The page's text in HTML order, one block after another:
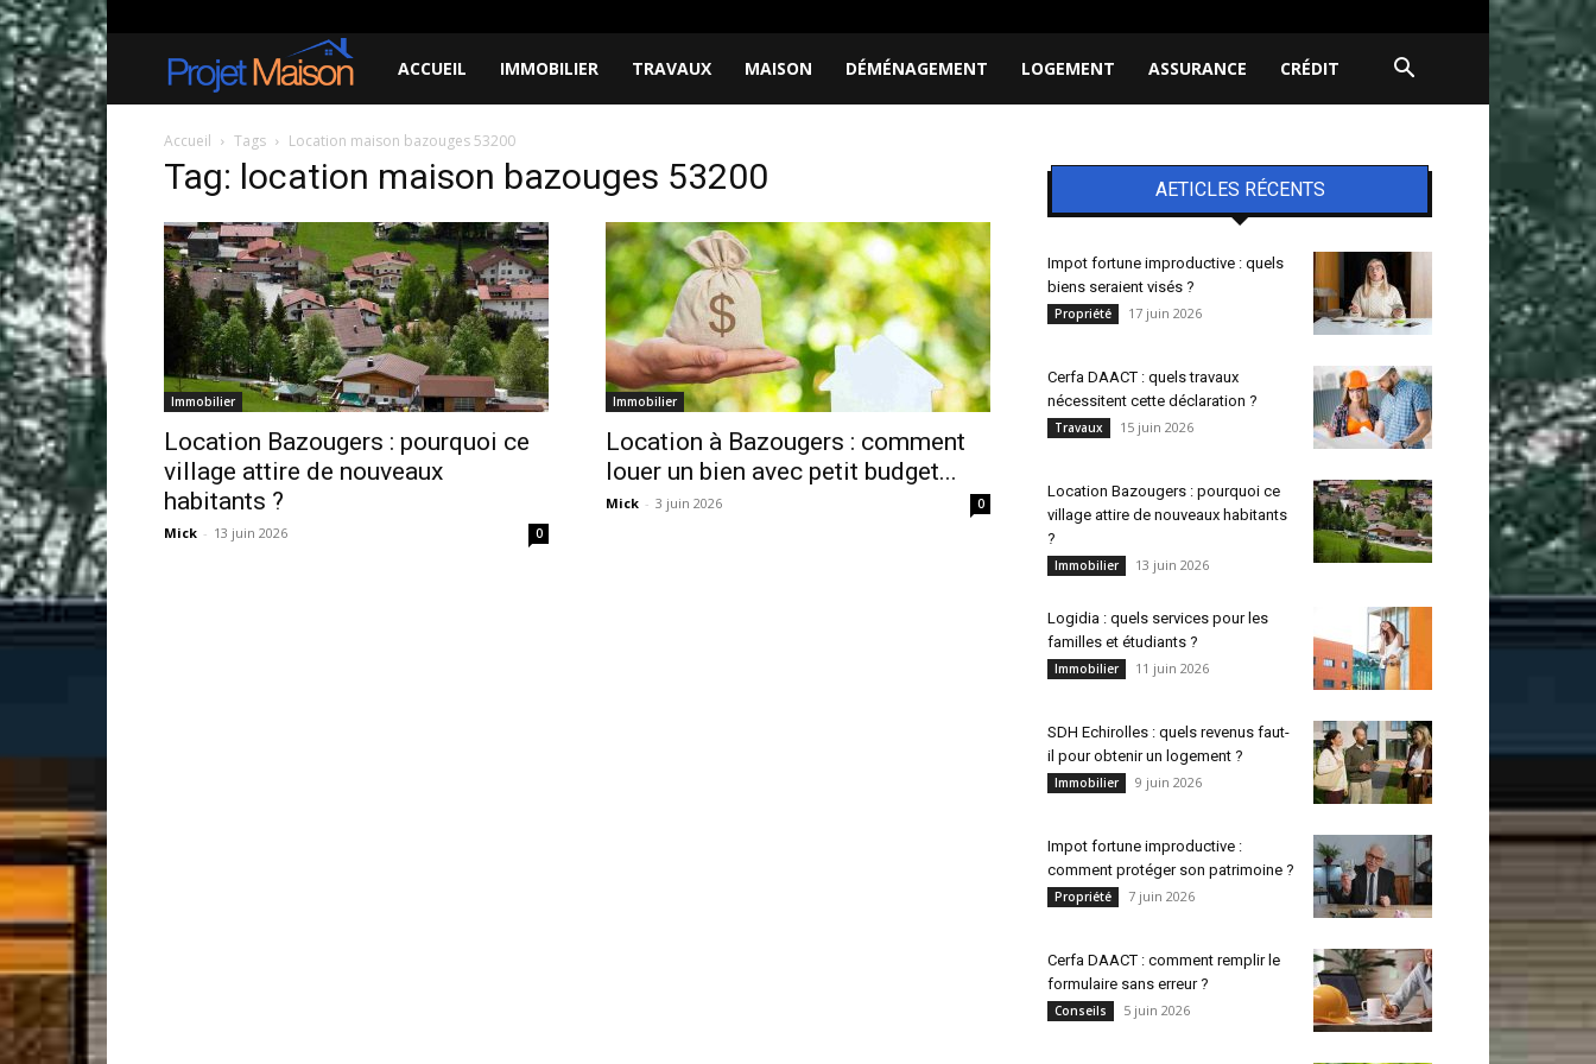
Projet
à
maison
ACCUEIL IMMOBILIER TRAVAUX MAISON DÉMÉNAGEMENT LOGEMENT ASSURANCE CRÉDIT
Accueil Tags Location maison bazouges 53200
Tag: location maison bazouges 53200
Immobilier
Location Bazougers : pourquoi ce
village attire de nouveaux
habitants ?
Mick - 13 juin 2026 0
Immobilier
Location à Bazougers : comment
louer un bien avec petit budget...
Mick - 3 juin 2026 0
AETICLES RÉCENTS
Impot fortune improductive : quels
biens seraient visés ?
Propriété 17 juin 2026
Cerfa DAACT : quels travaux
nécessitent cette déclaration ?
Travaux 15 juin 2026
Location Bazougers : pourquoi ce
village attire de nouveaux habitants
?
Immobilier 13 juin 2026
Logidia : quels services pour les
familles et étudiants ?
Immobilier 11 juin 2026
SDH Echirolles : quels revenus faut-
il pour obtenir un logement ?
Immobilier 9 juin 2026
Impot fortune improductive :
comment protéger son patrimoine ?
Propriété 7 juin 2026
Cerfa DAACT : comment remplir le
formulaire sans erreur ?
Conseils 5 juin 2026